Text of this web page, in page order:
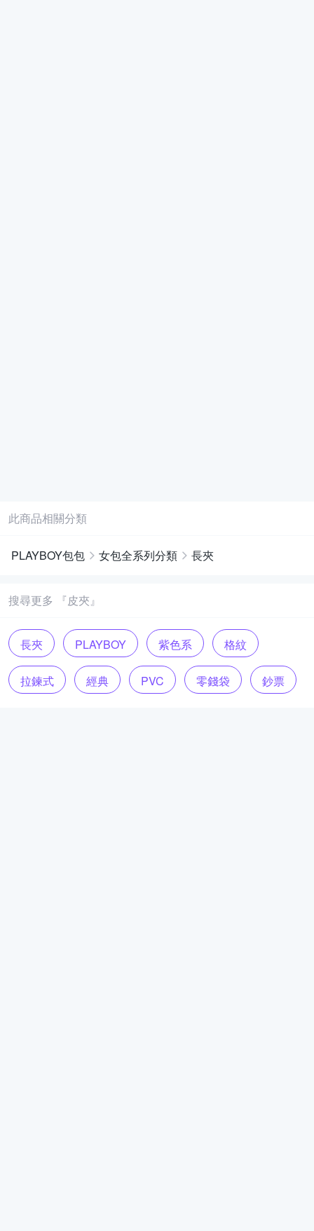
此商品相關分類
PLAYBOY包包 女包全系列分類 長夾
搜尋更多 『皮夾』
長夾 PLAYBOY 紫色系 格紋
拉鍊式 經典 PVC 零錢袋 鈔票